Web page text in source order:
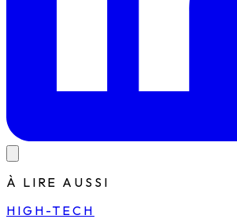
À LIRE AUSSI
HIGH-TECH